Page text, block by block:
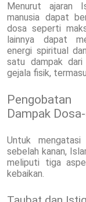
Menurut ajaran
manusia dapat
dosa seperti
lainnya dapat
energi spiritual
satu dampak
gejala fisik,
Dampak
Untuk
sebelah kanan,
meliputi tiga
kebaikan.